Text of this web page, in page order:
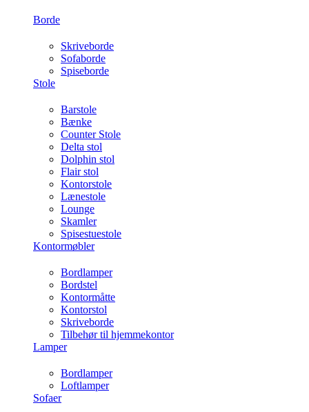
Borde
Skriveborde
Sofaborde
Spiseborde
Stole
Barstole
Bænke
Counter Stole
Delta stol
Dolphin stol
Flair stol
Kontorstole
Lænestole
Lounge
Skamler
Spisestuestole
Kontormøbler
Bordlamper
Bordstel
Kontormåtte
Kontorstol
Skriveborde
Tilbehør til hjemmekontor
Lamper
Bordlamper
Loftlamper
Sofaer